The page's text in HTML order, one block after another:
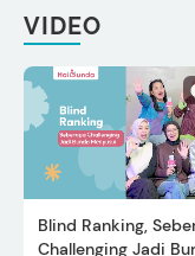
VIDEO
Blind Ranking,
Challenging Jadi